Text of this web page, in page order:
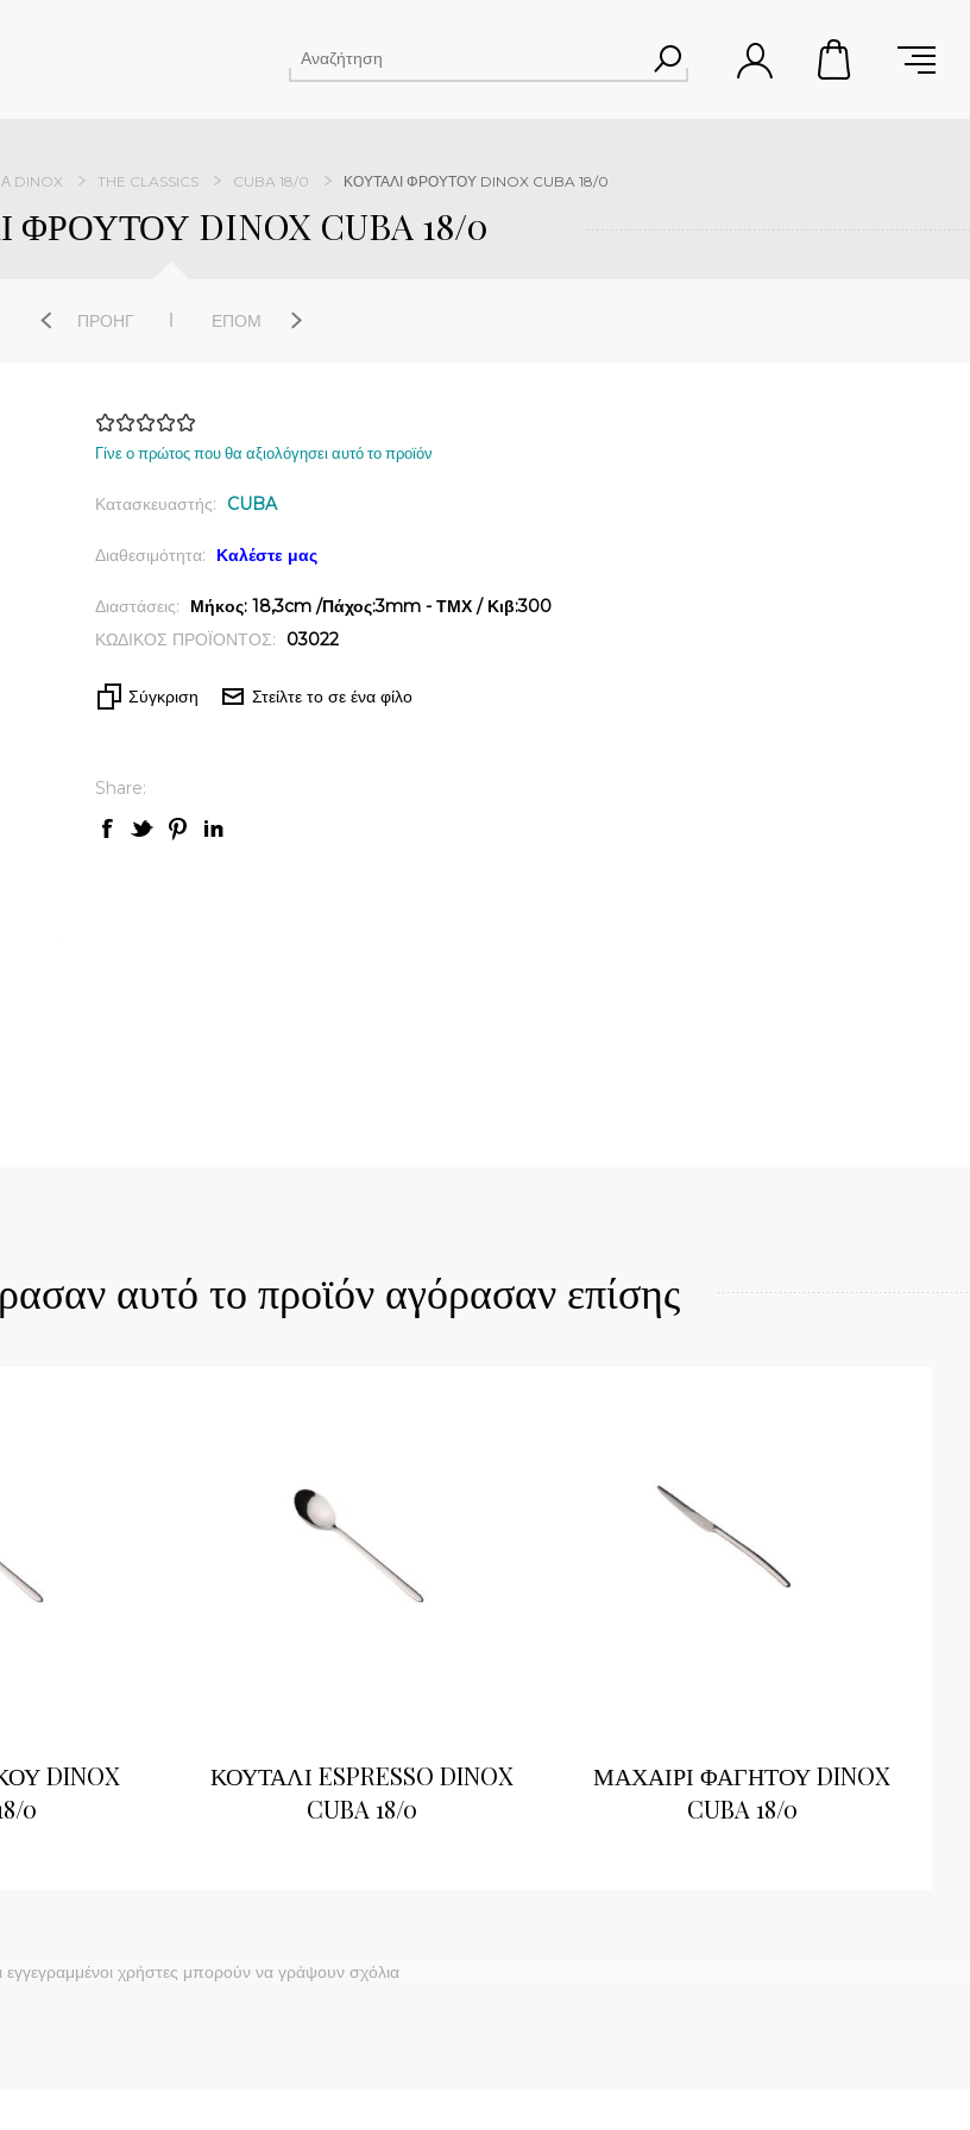
DINOX THE CLASSICS CUBA 18/0 ΚΟΥΤΑΛΙ ΦΡΟΥΤΟΥ DINOX CUBA 18/0
DINOX CUBA 18/0
ΠΡΟΗΓ ΕΠΌΜ
Γίνε ο πρώτος που θα αξιολόγησει αυτό το προϊόν
Κατασκευαστής: CUBA
Διαθεσιμότητα: Καλέστε μας
Διαστάσεις:
Μήκος: 18,3cm /Πάχος:3mm - ΤΜΧ / Κιβ:300
ΚΩΔΙΚΟΣ ΠΡΟΪΟΝΤΟΣ:
03022
Σύγκριση Στείλτε το σε ένα φίλο
Share:
αυτό το προϊόν αγόρασαν επίσης
DINOX
0
ΚΟΥΤΑΛΙ ESPRESSO DINOX
CUBA 18/0
ΜΑΧΑΙΡΙ ΦΑΓΗΤΟΥ DINOX
CUBA 18/0
εγγεγραμμένοι χρήστες μπορούν να γράψουν σχόλια